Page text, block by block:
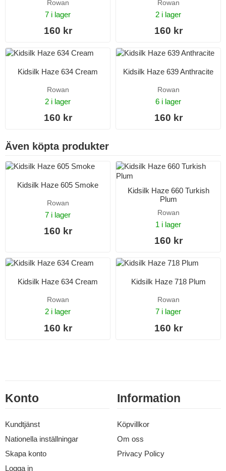
Rowan
7 i lager
160 kr
Rowan
2 i lager
160 kr
Kidsilk Haze 634 Cream
Rowan
2 i lager
160 kr
Kidsilk Haze 639 Anthracite
Rowan
6 i lager
160 kr
Även köpta produkter
Kidsilk Haze 605 Smoke
Rowan
7 i lager
160 kr
Kidsilk Haze 660 Turkish
Plum
Rowan
1 i lager
160 kr
Kidsilk Haze 634 Cream
Rowan
2 i lager
160 kr
Kidsilk Haze 718 Plum
Rowan
7 i lager
160 kr
Konto
Kundtjänst
Nationella inställningar
Skapa konto
Logga in
Information
Köpvillkor
Om oss
Privacy Policy